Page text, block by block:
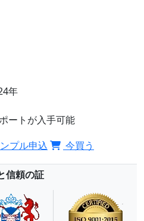
年
ートが入手可能
プル申込 今買う
信頼の証